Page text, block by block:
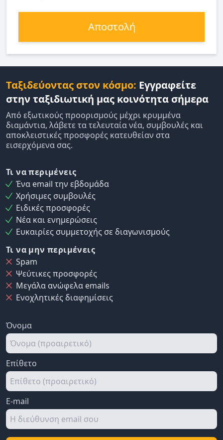
Αποστολή
Ταξιδεύοντας στον κόσμο: Εγγραφείτε
στην ταξιδιωτική μας κοινότητα σήμερα
Από εξωτικούς προορισμούς μέχρι κρυμμένα
διαμάντια, λάβετε τα τελευταία νέα, συμβουλές και
αποκλειστικές προσφορές κατευθείαν στα
εισερχόμενα σας.
Τι να περιμένεις
Ένα email την εβδομάδα
Χρήσιμες συμβουλές
Ειδικές προσφορές
Νέα και ενημερώσεις
Ευκαιρίες συμμετοχής σε διαγωνισμούς
Τι να μην περιμένεις
Spam
Ψεύτικες προσφορές
Μεγάλα ανώφελα emails
Ενοχλητικές διαφημίσεις
Όνομα
Επίθετο
E-mail